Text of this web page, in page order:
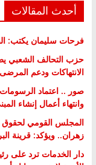
أحدث المقالات
فرحات سليمان يكتب:
حزب التحالف الشعبي
الانتهاكات ودعم المرضى
صور .. اعتماد الرسومات
وانتهاء أعمال إنشاء
المجلس القومي لحقوق
زهران.. ويؤكد: قرينة
دار الخدمات ترد على